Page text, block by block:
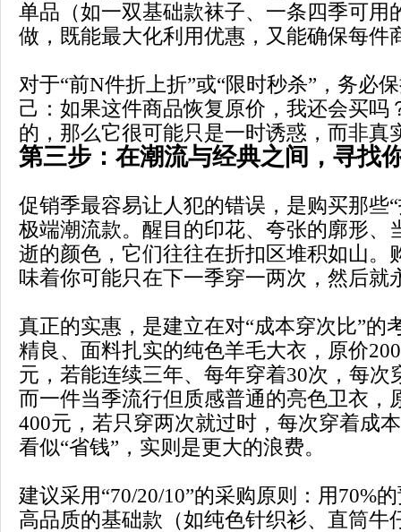
单品（如一双基础款袜子、一条四季可用
做，既能最大化利用优惠，又能确保每件
对于“前N件折上折”或“限时秒杀”，务必
己：如果这件商品恢复原价，我还会买吗
的，那么它很可能只是一时诱惑，而非真
第三步：在潮流与经典之间，寻找
促销季最容易让人犯的错误，是购买那些
极端潮流款。醒目的印花、夸张的廓形、
逝的颜色，它们往往在折扣区堆积如山。
味着你可能只在下一季穿一两次，然后就
真正的实惠，是建立在对“成本穿次比”的
精良、面料扎实的纯色羊毛大衣，原价
元，若能连续三年、每年穿着30次，每次
而一件当季流行但质感普通的亮色卫衣，
400元，若只穿两次就过时，每次穿着成
看似“省钱”，实则是更大的浪费。
建议采用“70/20/10”的采购原则：用70%
高品质的基础款（如纯色针织衫、直筒牛